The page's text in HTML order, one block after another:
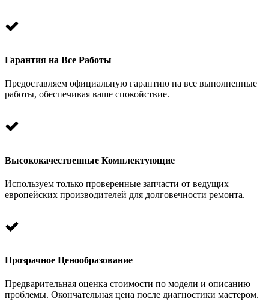
Гарантия на Все Работы
Предоставляем официальную гарантию на все выполненные
работы, обеспечивая ваше спокойствие.
Высококачественные Комплектующие
Используем только проверенные запчасти от ведущих
европейских производителей для долговечности ремонта.
Прозрачное Ценообразование
Предварительная оценка стоимости по модели и описанию
проблемы. Окончательная цена после диагностики мастером.